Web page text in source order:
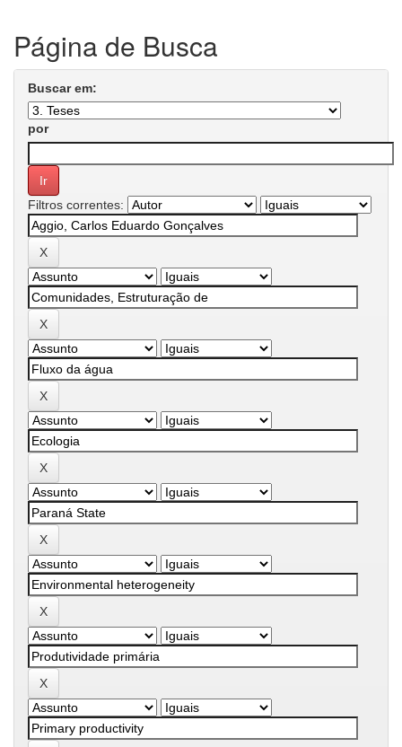
Página de Busca
Buscar em:
por
Filtros correntes: